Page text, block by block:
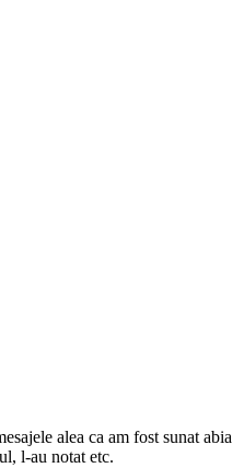
alea ca am fost sunat abia
l-au notat etc.